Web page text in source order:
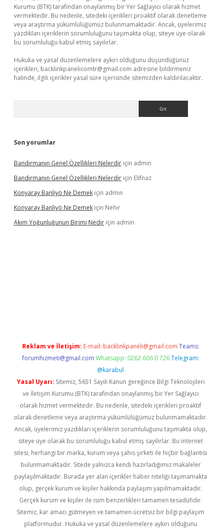
Kurumu (BTK) tarafından onaylanmış bir Yer Sağlayıcı olarak hizmet
vermektedir. Bu nedenle, sitedeki içerikleri proaktif olarak denetleme
veya araştırma yükümlülüğümüz bulunmamaktadır. Ancak, üyelerimiz
yazdıkları içeriklerin sorumluluğunu taşımakta olup, siteye üye olarak
bu sorumluluğu kabul etmiş sayılırlar.
Hukuka ve yasal düzenlemelere aykırı olduğunu düşündüğünüz
içerikleri, backlinkpanelicomtr@gmail.com adresine bildirmeniz
halinde, ilgili içerikler yasal süre içerisinde sitemizden kaldırılacaktır.
Son yorumlar
Bandırmanın Genel Özellikleri Nelerdir için admin
Bandırmanın Genel Özellikleri Nelerdir için Elifnaz
Konyaray Banliyö Ne Demek için admin
Konyaray Banliyö Ne Demek için Nehir
Akım Yoğunluğunun Birimi Nedir için admin
Reklam ve İletişim: E-mail: backlinkpaneli@gmail.com Teams:
forumhizmeti@gmail.com Whatsapp: 0262 606 0 726 Telegram:
@karabul
Yasal Uyarı: Sitemiz, 5651 Sayılı Kanun gereğince Bilgi Teknolojileri
ve İletişim Kurumu (BTK) tarafından onaylanmış bir Yer Sağlayıcı
olarak hizmet vermektedir. Bu nedenle, sitedeki içerikleri proaktif
olarak denetleme veya araştırma yükümlülüğümüz bulunmamaktadır.
Ancak, üyelerimiz yazdıkları içeriklerin sorumluluğunu taşımakta olup,
siteye üye olarak bu sorumluluğu kabul etmiş sayılırlar. Bu internet
sitesi, herhangi bir marka, kurum veya şahıs şirketi ile hiçbir bağlantısı
bulunmamaktadır. Sitede yalnızca kendi hazırladığımız makaleler
paylaşılmaktadır. Burada yer alan içerikler haber niteliği taşımamakta
olup, gerçek kurum ve kişiler hakkında paylaşım yapılmamaktadır.
Gerçek kurum ve kişiler ile isim benzerlikleri tamamen tesadüfidir.
Sitemiz, kar amacı gütmeyen ve tamamen ücretsiz bir bilgi paylaşım
platformudur. Hukuka ve yasal düzenlemelere aykırı olduğunu